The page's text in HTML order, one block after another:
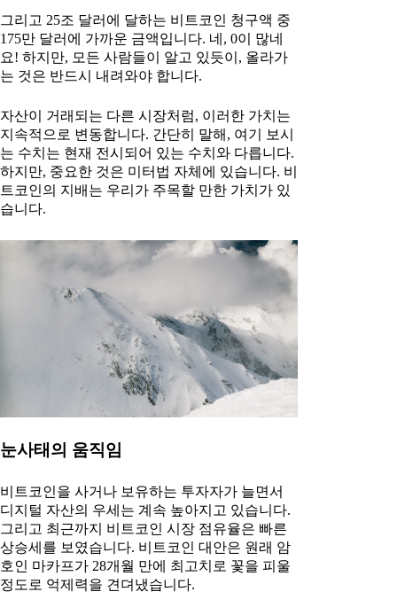
그리고 25조 달러에 달하는 비트코인 청구액 중
175만 달러에 가까운 금액입니다. 네, 0이 많네
요! 하지만, 모든 사람들이 알고 있듯이, 올라가
는 것은 반드시 내려와야 합니다.
자산이 거래되는 다른 시장처럼, 이러한 가치는
지속적으로 변동합니다. 간단히 말해, 여기 보시
는 수치는 현재 전시되어 있는 수치와 다릅니다.
하지만, 중요한 것은 미터법 자체에 있습니다. 비
트코인의 지배는 우리가 주목할 만한 가치가 있
습니다.
눈사태의 움직임
비트코인을 사거나 보유하는 투자자가 늘면서
디지털 자산의 우세는 계속 높아지고 있습니다.
그리고 최근까지 비트코인 시장 점유율은 빠른
상승세를 보였습니다. 비트코인 대안은 원래 암
호인 마카프가 28개월 만에 최고치로 꽃을 피울
정도로 억제력을 견뎌냈습니다.